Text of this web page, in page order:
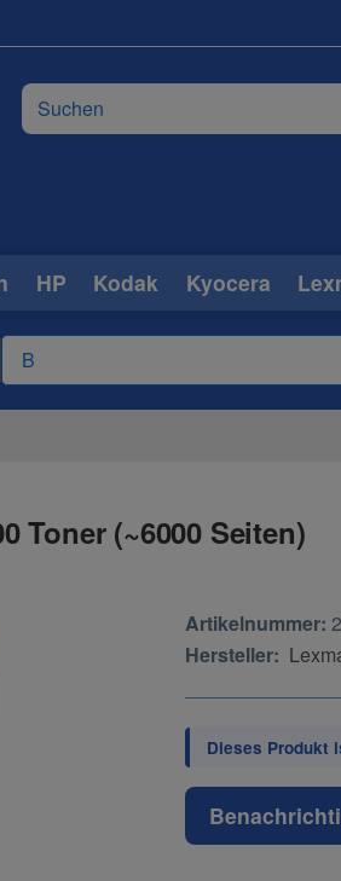
HP Kodak Kyocera
Toner (~6000 Seiten)
Artikelnummer:
Hersteller:
Dieses Produkt